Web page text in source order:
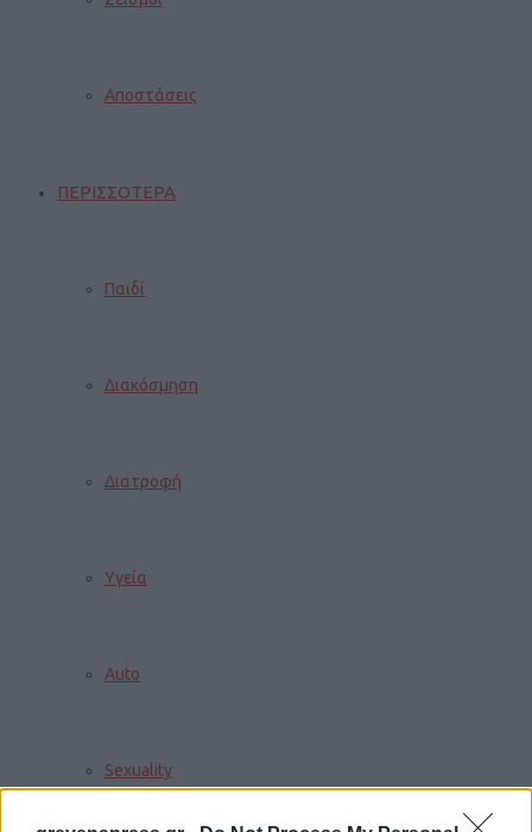
Αποστάσεις
ΠΕΡΙΣΣΟΤΕΡΑ
Παιδί
Διακόσμηση
Διατροφή
Υγεία
Auto
Sexuality